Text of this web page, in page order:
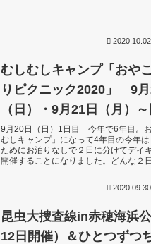
2020.10.02
むしむしキャンプ「おや
りピクニック2020」 9月
（日）・9月21日（月）
年交流の家～
9月20日（日）1日目 今年で6年目。
むしキャンプ」になって4年目の今年
ためにお泊りなしで２日に分けてデイ
開催することになりました。どんな２
2020.09.30
昆虫大捜査線in赤穂海浜
12日開催）＆ひとつずつ